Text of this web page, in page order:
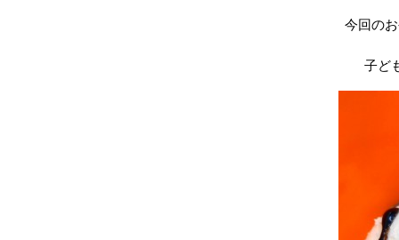
今回の
子ど